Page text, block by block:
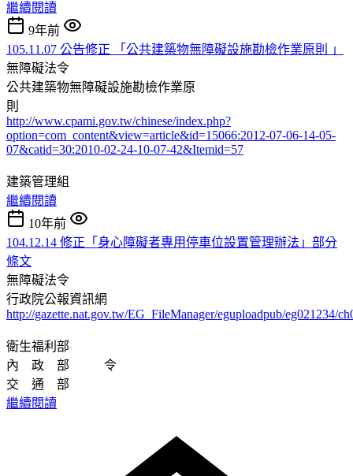
繼續閱讀
9年前
105.11.07 公告修正 「公共建築物無障礙設施勘檢作業原則 」
無障礙法令
公共建築物無障礙設施勘檢作業原
則
http://www.cpami.gov.tw/chinese/index.php?
option=com_content&view=article&id=15066:2012-07-06-14-05-
07&catid=30:2010-02-24-10-07-42&Itemid=57
建築管理組
繼續閱讀
10年前
104.12.14 修正「身心障礙者專用停車位設置管理辦法」部分
條文
無障礙法令
行政院公報資訊網
http://gazette.nat.gov.tw/EG_FileManager/eguploadpub/eg021234/
衛生福利部
內 政 部 令
交 通 部
繼續閱讀